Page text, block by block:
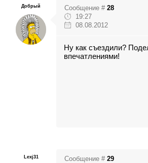
Добрый Сообщение # 28
19:27
08.08.2012
Ну как съездили?
впечатлениями!
Lexj31 Сообщение # 29